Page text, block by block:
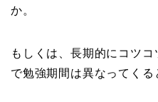
か。
もしくは、長期的にコツ
で勉強期間は異なってくる